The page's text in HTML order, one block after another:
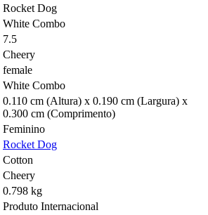
Rocket Dog
White Combo
7.5
Cheery
female
White Combo
0.110 cm (Altura) x 0.190 cm (Largura) x
0.300 cm (Comprimento)
Feminino
Rocket Dog
Cotton
Cheery
0.798 kg
Produto Internacional